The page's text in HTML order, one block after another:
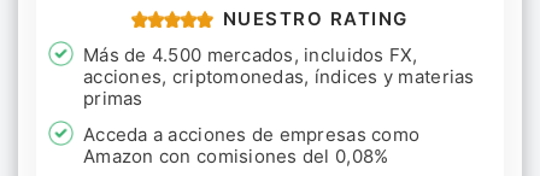
NUESTRO RATING
Más de 4.500 mercados, incluidos FX,
acciones, criptomonedas, índices y materias
primas
Acceda a acciones de empresas como
Amazon con comisiones del 0,08%